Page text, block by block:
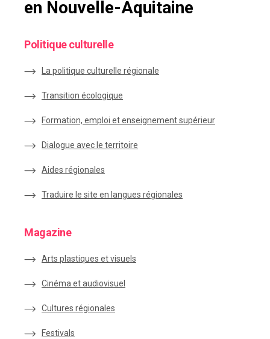
en Nouvelle-Aquitaine
Politique culturelle
La politique culturelle régionale
Transition écologique
Formation, emploi et enseignement supérieur
Dialogue avec le territoire
Aides régionales
Traduire le site en langues régionales
Magazine
Arts plastiques et visuels
Cinéma et audiovisuel
Cultures régionales
Festivals